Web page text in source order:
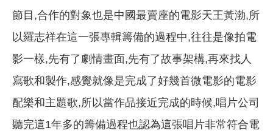
節目,合作的對象也是中國最賣座的電影天王黃渤,所
以羅志祥在這一張專輯籌備的過程中,往往是像拍電
影一樣,先有了劇情畫面,先有了故事架構,再來找人
寫歌和製作,感覺就像是完成了好幾首微電影的電影
配樂和主題歌,所以當作品接近完成的時候,唱片公司
聽完這1年多的籌備過程也認為這張唱片非常符合電